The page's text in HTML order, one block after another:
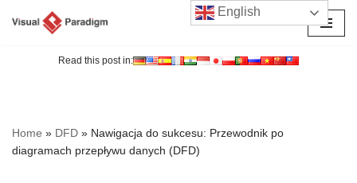
Read this post in:
Home » DFD » Nawigacja do sukcesu: Przewodnik po
diagramach przepływu danych (DFD)
English